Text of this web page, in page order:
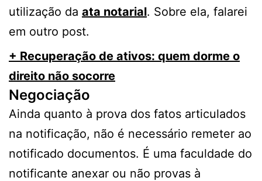
utilização da ata notarial. Sobre ela, falarei
em outro post.
+ Recuperação de ativos: quem dorme o
direito não socorre
Negociação
Ainda quanto à prova dos fatos articulados
na notificação, não é necessário remeter ao
notificado documentos. É uma faculdade do
notificante anexar ou não provas à